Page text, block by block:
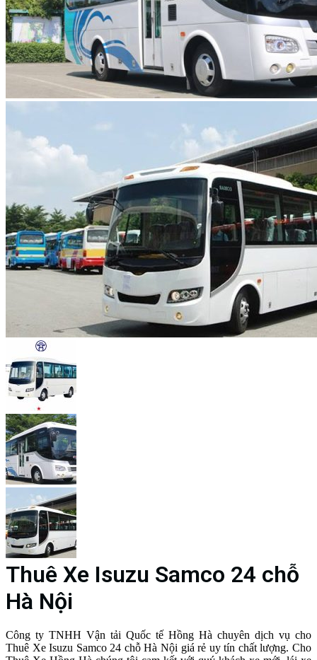
Thuê Xe Isuzu Samco 24 chỗ
Hà Nội
Công ty TNHH Vận tải Quốc tế Hồng Hà chuyên dịch vụ cho
Thuê Xe Isuzu Samco 24 chỗ Hà Nội giá rẻ uy tín chất lượng. Cho